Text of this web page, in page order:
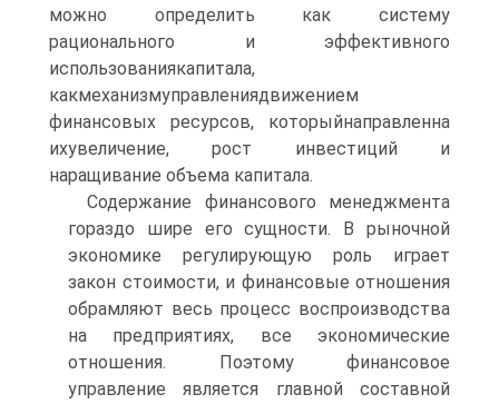
можно определить как систему
рационального и эффективного
использованиякапитала,
какмеханизмуправлениядвижением
финансовых ресурсов, которыйнаправленна
ихувеличение, рост инвестиций и
наращивание объема капитала.
Содержание финансового менеджмента
гораздо шире его сущности. В рыночной
экономике регулирующую роль играет
закон стоимости, и финансовые отношения
обрамляют весь процесс воспроизводства
на предприятиях, все экономические
отношения. Поэтому финансовое
управление является главной составной